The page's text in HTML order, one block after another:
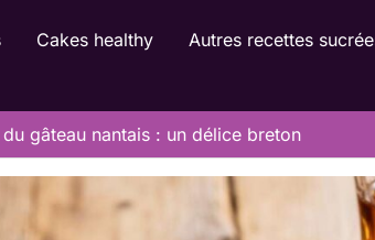
Cakes healthy Autres recettes
gâteau nantais : un délice breton